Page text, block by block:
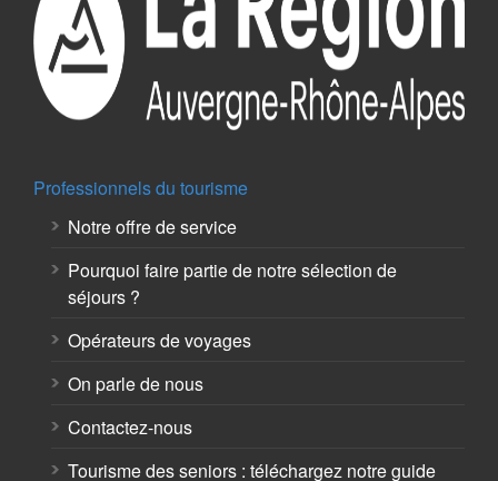
Professionnels du tourisme
Notre offre de service
Pourquoi faire partie de notre sélection de
séjours ?
Opérateurs de voyages
On parle de nous
Contactez-nous
Tourisme des seniors : téléchargez notre guide